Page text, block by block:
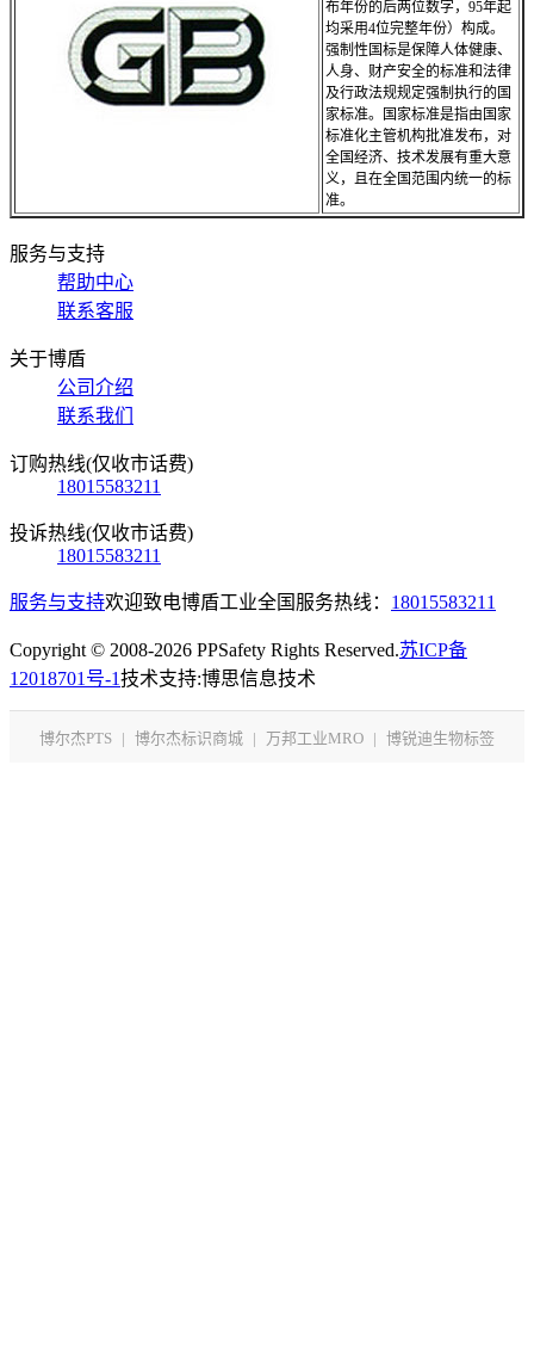
布年份的后两位数字，95年起
均采用4位完整年份）构成。
强制性国标是保障人体健康、
人身、财产安全的标准和法律
及行政法规规定强制执行的国
家标准。国家标准是指由国家
标准化主管机构批准发布，对
全国经济、技术发展有重大意
义，且在全国范围内统一的标
准。
服务与支持
帮助中心
联系客服
关于博盾
公司介绍
联系我们
订购热线(仅收市话费)
18015583211
投诉热线(仅收市话费)
18015583211
服务与支持欢迎致电博盾工业全国服务热线： 18015583211
Copyright © 2008-2026 PPSafety Rights Reserved.苏ICP备
12018701号-1技术支持:博思信息技术
博尔杰PTS | 博尔杰标识商城 | 万邦工业MRO | 博锐迪生物标签